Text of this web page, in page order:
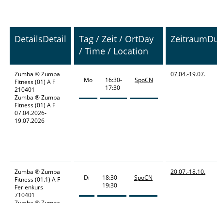
DetailsDetail Tag / Zeit / OrtDay
/ Time / Location
Zeitraum
Zumba ®Zumba
Fitness (01) A F
210401
Zumba ® Zumba
Fitness (01) A F
07.04.2026-
19.07.2026
Mo
16:30-
17:30
SpoCN
07.04.-19.07.
Zumba ®Zumba
Fitness (01.1) A F
Ferienkurs
710401
Di
18:30-
19:30
SpoCN
20.07.-18.10.